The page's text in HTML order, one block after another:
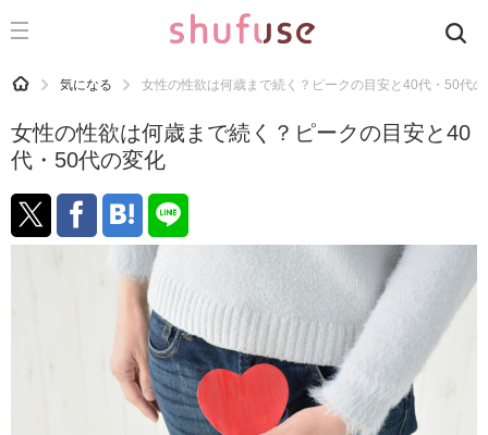
CATEGORY 記事カテゴリ
運気
洗濯
生活の知恵
HOME 気になる 女性の性欲は何歳まで続く？ピークの目安と40代・50代
女性の性欲は何歳まで続く？ピークの目安と40
代・50代の変化